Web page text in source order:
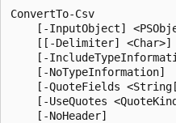
ConvertTo-Csv
[-InputObject]
    [[-Delimiter] <Char>]
[-
    [-NoTypeInformation]
[-QuoteFields
[-UseQuotes
    [-NoHeader]